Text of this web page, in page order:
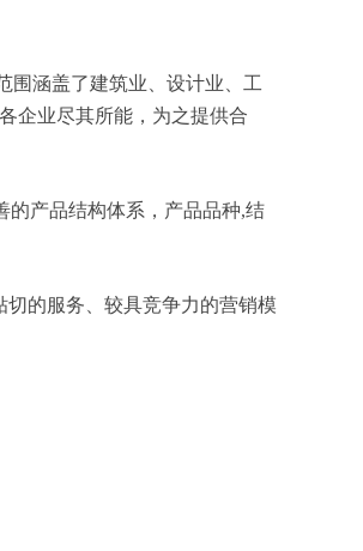
围涵盖了建筑业、设计业、工
企业尽其所能，为之提供合
的产品结构体系，产品品种,结
的服务、较具竞争力的营销模